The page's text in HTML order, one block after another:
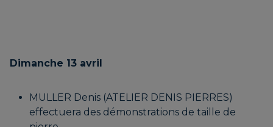
DE SÉRÉNITÉ
Dimanche 13 avril
MULLER Denis (ATELIER DENIS PIERRES)
effectuera des démonstrations de taille de